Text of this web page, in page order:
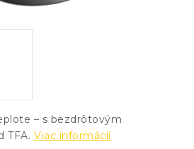
– s bezdrôtovým
TFA. Viac informácií